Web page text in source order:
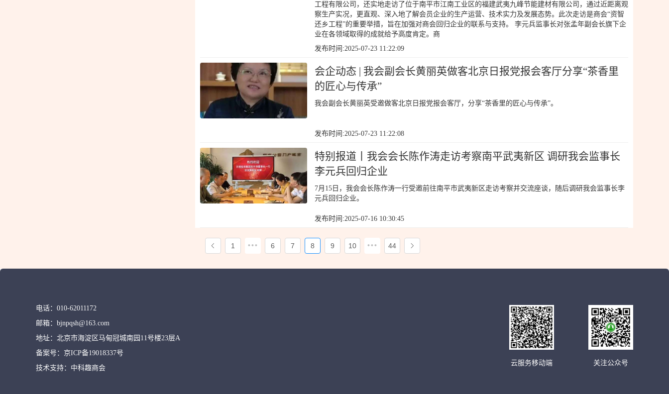
工程有限公司，还实地走访了位于南平市江南工业区的福建武夷九峰节能建材有限公司，通过近距离观
察生产实况，更直观、深入地了解会员企业的生产运营、技术实力及发展态势。此次走访是商会“资智
还乡工程”的重要举措，旨在加强对商会回归企业的联系与支持。 李元兵监事长对张孟年副会长旗下企
业在各领域取得的成就给予高度肯定。商
发布时间:2025-07-23 11:22:09
会企动态 | 我会副会长黄丽英做客北京日报党报会客厅分享“茶香里
的匠心与传承”
我会副会长黄丽英受邀做客北京日报党报会客厅，分享“茶香里的匠心与传承”。
发布时间:2025-07-23 11:22:08
特别报道丨我会会长陈作涛走访考察南平武夷新区 调研我会监事长
李元兵回归企业
7月15日，我会会长陈作涛一行受邀前往南平市武夷新区走访考察并交流座谈，随后调研我会监事长李
元兵回归企业。
发布时间:2025-07-16 10:30:45
1 ••• 6 7 8 9 10 ••• 44
电话： 010-62011172
邮箱： bjnpqsh@163.com
地址： 北京市海淀区马甸冠城南园11号楼23层A
备案号： 京ICP备19018337号
技术支持： 中科趣商会
云服务移动端 关注公众号